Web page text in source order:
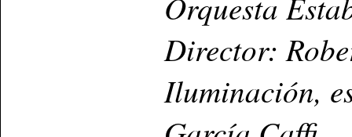
Director:
Iluminación,